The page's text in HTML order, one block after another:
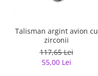
Talisman argint avion cu
zirconii
117,65 Lei
55,00 Lei